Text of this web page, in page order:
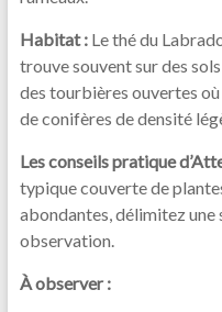
Habitat : Le thé du
trouve souvent sur des
des tourbières ouvertes
de conifères de densité
Les conseils pratique
typique couverte de
abondantes, délimitez
observation.
À observer :